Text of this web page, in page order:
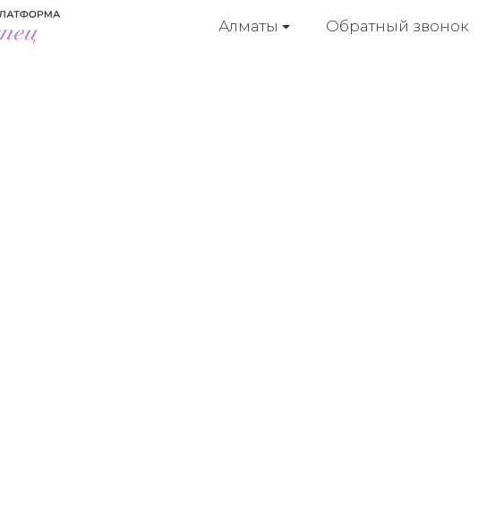
Алматы Обратный звонок